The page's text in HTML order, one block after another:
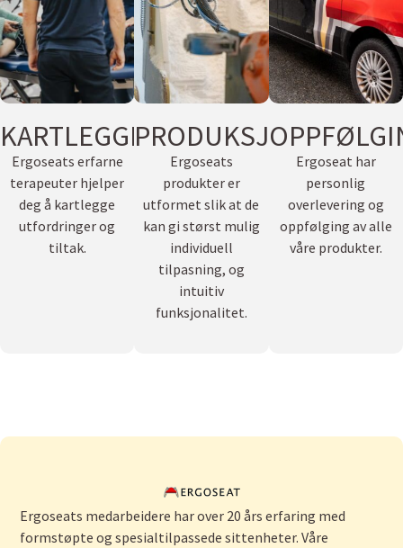
KARTLEGGING
Ergoseats erfarne
terapeuter hjelper
deg å kartlegge
utfordringer og
tiltak.
PRODUKSJON
Ergoseats
produkter er
utformet slik at de
kan gi størst mulig
individuell
tilpasning, og
intuitiv
funksjonalitet.
Ergoseat har
personlig
overlevering og
oppfølging av alle
våre produkter.
Ergoseats medarbeidere har over 20 års erfaring med
formstøpte og spesialtilpassede sittenheter. Våre